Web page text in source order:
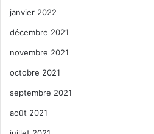
janvier 2022
décembre 2021
novembre 2021
octobre 2021
septembre 2021
août 2021